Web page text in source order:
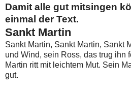
Damit alle gut mitsingen
einmal der Text.
Sankt Martin
Sankt Martin, Sankt Martin, Sankt
und Wind, sein Ross, das trug ihn
Martin ritt mit leichtem Mut. Sein
gut.